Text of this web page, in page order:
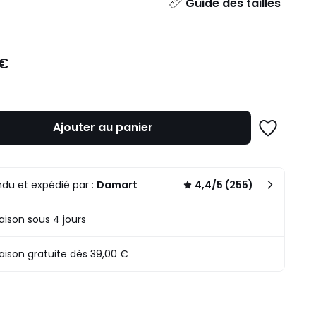
Ajouter au panier
Ajouter
et expédié par : Damart 4,4/5 (255)
sous 4 jours
gratuite dès 39,00 €